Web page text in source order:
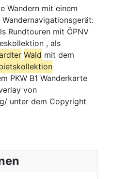
Wandern mit einem
Rundtouren mit ÖPNV
, als
er Wald mit dem
PKW B1 Wanderkarte
von
unter dem Copyright